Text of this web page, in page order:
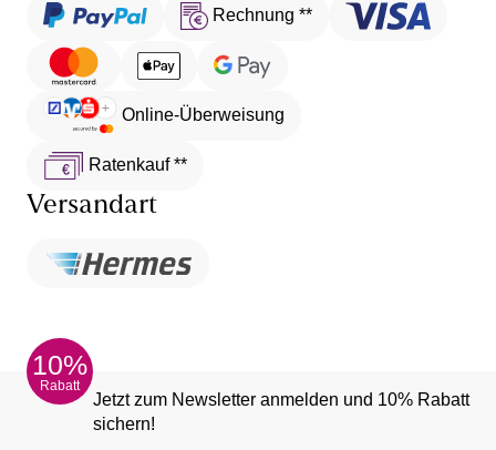
Rechnung **
Online-Überweisung
Ratenkauf **
Versandart
10%
Rabatt
Jetzt zum Newsletter anmelden und 10% Rabatt
sichern!